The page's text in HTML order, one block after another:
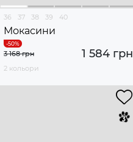
36 37 38 39 40
Мокасини
1 584 грн
3 168 грн
2 кольори